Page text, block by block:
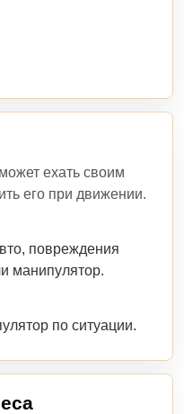
ехать своим
его при движении.
повреждения
манипулятор.
по ситуации.